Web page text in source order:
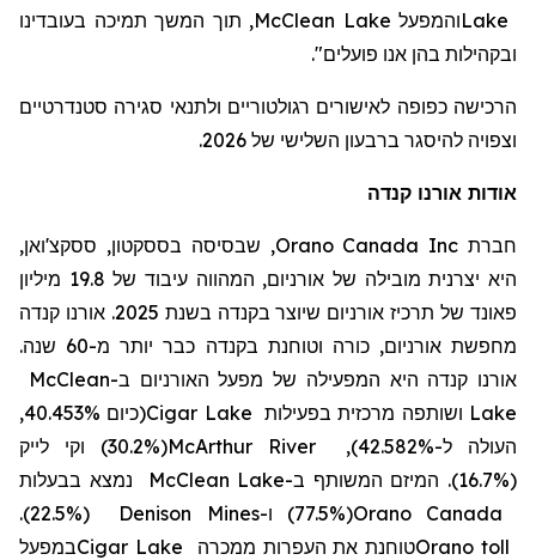
Lakeוהמפעל McClean Lake, תוך המשך תמיכה בעובדינו
ובקהילות בהן אנו פועלים".
הרכישה כפופה לאישורים רגולטוריים ולתנאי סגירה סטנדרטיים
וצפויה להיסגר ברבעון השלישי של 2026.
אודות אורנו קנדה
חברת Orano Canada Inc, שבסיסה בססקטון, ססקצ'ואן,
היא יצרנית מובילה של אורניום, המהווה עיבוד של 19.8 מיליון
פאונד של תרכיז אורניום שיוצר בקנדה בשנת 2025. אורנו קנדה
מחפשת אורניום,כורה וטוחנת
בקנדה כבר יותר מ-60 שנה.
אורנו קנדה היא המפעילה של מפעל האורניום ב-McClean
Lake ושותפה מרכזית בפעילות Cigar Lake
(כיום 40.453%,
העולה ל-42.582%),
McArthur River
(30.2%) וקי לייק
(16.7%). המיזם המשותף
ב-McClean Lake
נמצא בבעלות
Orano Canada
(77.5%) ו-Denison Mines
(22.5%).
Orano tollטוחנת את העפרות ממכרה Cigar Lakeבמפעל